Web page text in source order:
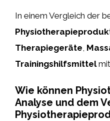
In einem Vergleich der
Therapiegeräte
Trainingshilfsmittel
Wie können
Analyse und dem